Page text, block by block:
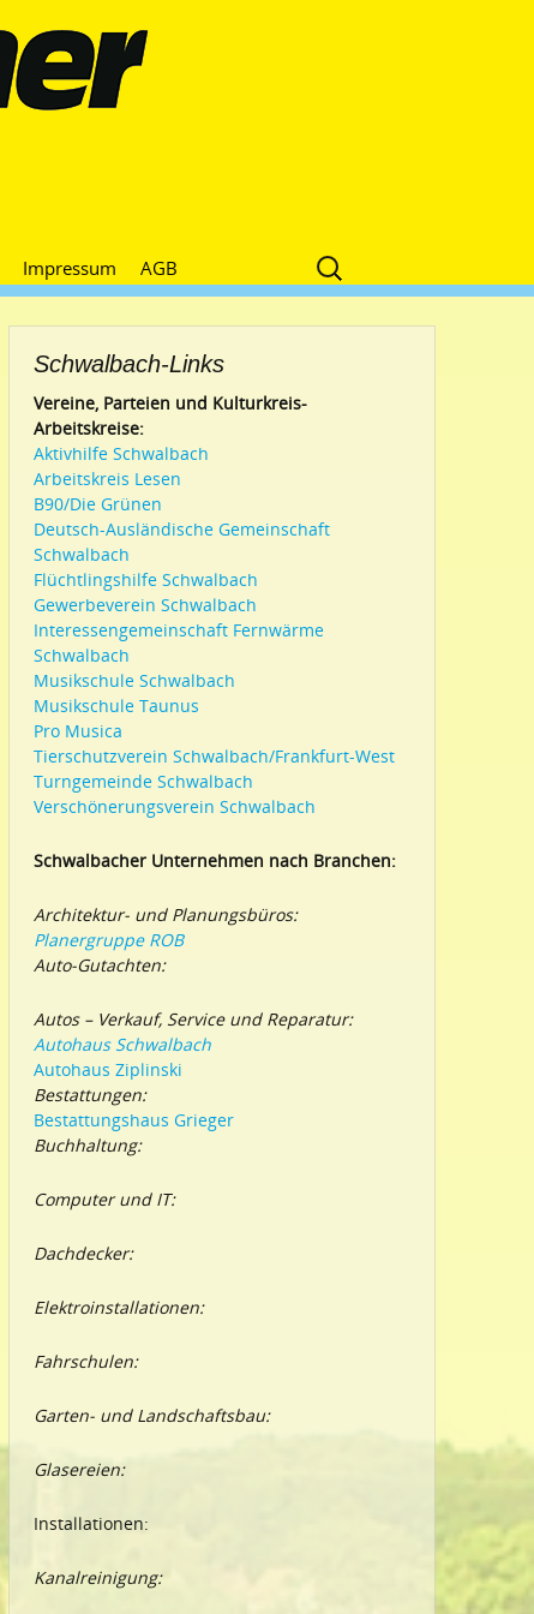
Impressum AGB
Suche
nach:
Schwalbach-Links
Vereine, Parteien und Kulturkreis-
Arbeitskreise:
Aktivhilfe Schwalbach
Arbeitskreis Lesen
B90/Die Grünen
Deutsch-Ausländische Gemeinschaft
Schwalbach
Flüchtlingshilfe Schwalbach
Gewerbeverein Schwalbach
Interessengemeinschaft Fernwärme
Schwalbach
Musikschule Schwalbach
Musikschule Taunus
Pro Musica
Tierschutzverein Schwalbach/Frankfurt-West
Turngemeinde Schwalbach
Verschönerungsverein Schwalbach
Schwalbacher Unternehmen nach Branchen:
Architektur- und Planungsbüros:
Planergruppe ROB
Auto-Gutachten:
Autos – Verkauf, Service und Reparatur:
Autohaus Schwalbach
Autohaus Ziplinski
Bestattungen:
Bestattungshaus Grieger
Buchhaltung:
Computer und IT:
Dachdecker:
Elektroinstallationen:
Fahrschulen:
Garten- und Landschaftsbau:
Glasereien:
Installationen:
Kanalreinigung: